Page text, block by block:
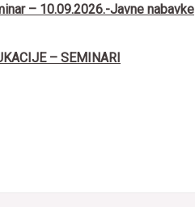
– 10.09.2026.-Javne nabavke
– SEMINARI